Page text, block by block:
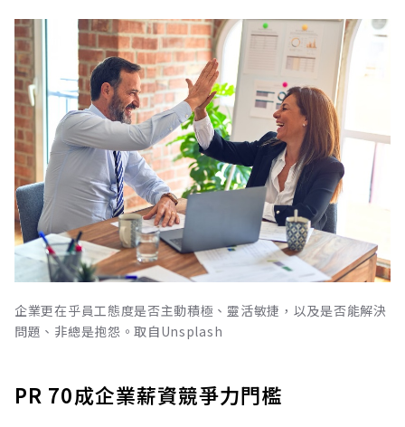
企業更在乎員工態度是否主動積極、靈活敏捷，以及是否能解決
問題、非總是抱怨。取自Unsplash
PR 70成企業薪資競爭力門檻